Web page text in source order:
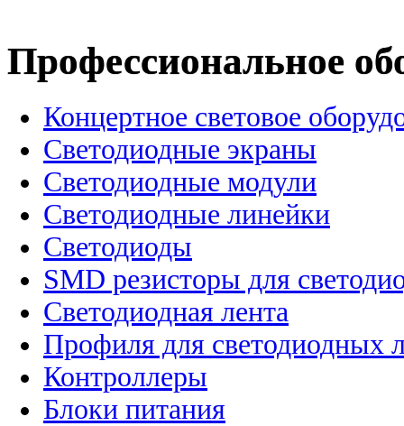
Профессиональное
Концертное световое
Cветодиодные экраны
Светодиодные модули
Светодиодные линейки
Светодиоды
SMD резисторы для
Светодиодная лента
Профиля для светодиодных
Контроллеры
Блоки питания